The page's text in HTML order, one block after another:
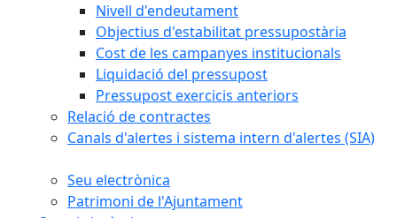
Nivell d'endeutament
Objectius d'estabilitat pressupostària
Cost de les campanyes institucionals
Liquidació del pressupost
Pressupost exercicis anteriors
Relació de contractes
Canals d'alertes i sistema intern d'alertes (SIA)
Seu electrònica
Patrimoni de l'Ajuntament